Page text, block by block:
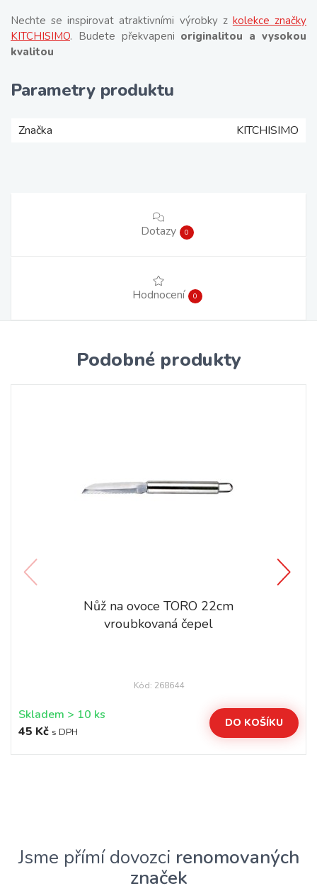
Nechte se inspirovat atraktivními výrobky z kolekce značky
KITCHISIMO. Budete překvapeni originalitou a vysokou
kvalitou
Parametry produktu
Značka KITCHISIMO
Dotazy 0
Hodnocení 0
Podobné produkty
Nůž na ovoce TORO 22cm
vroubkovaná čepel
Kód: 268644
Skladem > 10 ks
45 Kč s DPH
DO KOŠÍKU
Jsme přímí dovozci renomovaných
značek